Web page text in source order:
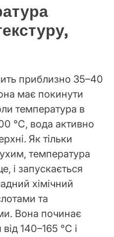
приблизно 35–40
має покинути
температура в
°C, вода активно
Як тільки
температура
і запускається
хімічний
та
Вона починає
140–165 °C і